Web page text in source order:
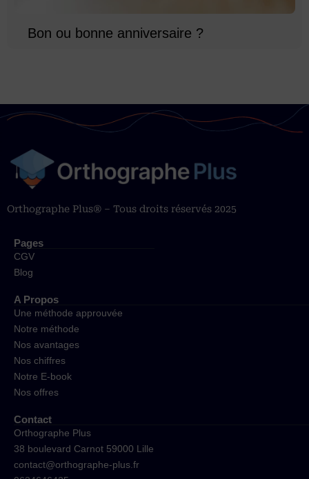
Bon ou bonne anniversaire ?
Orthographe Plus® – Tous droits réservés 2025
Pages
CGV
Blog
A Propos
Une méthode approuvée
Notre méthode
Nos avantages
Nos chiffres
Notre E-book
Nos offres
Contact
Orthographe Plus
38 boulevard Carnot 59000 Lille
contact@orthographe-plus.fr